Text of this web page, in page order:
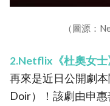
（圖源：
2.Netflix《杜奧女士
再來是近日公開劇
Doir）！該劇由申